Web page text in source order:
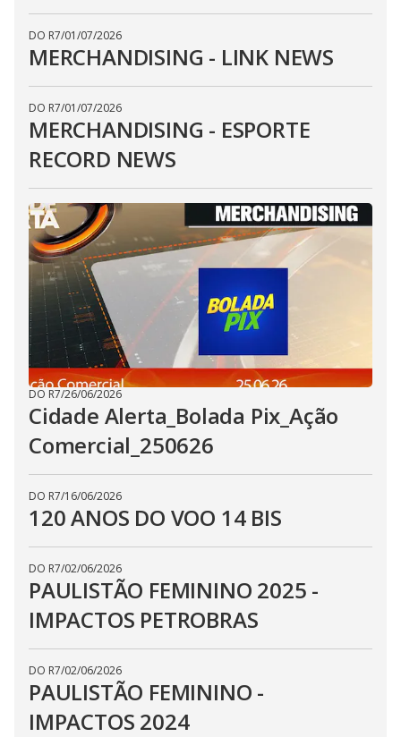
DO R7/01/07/2026
MERCHANDISING - LINK NEWS
DO R7/01/07/2026
MERCHANDISING - ESPORTE
RECORD NEWS
DO R7/26/06/2026
Cidade Alerta_Bolada Pix_Ação
Comercial_250626
DO R7/16/06/2026
120 ANOS DO VOO 14 BIS
DO R7/02/06/2026
PAULISTÃO FEMININO 2025 -
IMPACTOS PETROBRAS
DO R7/02/06/2026
PAULISTÃO FEMININO -
IMPACTOS 2024